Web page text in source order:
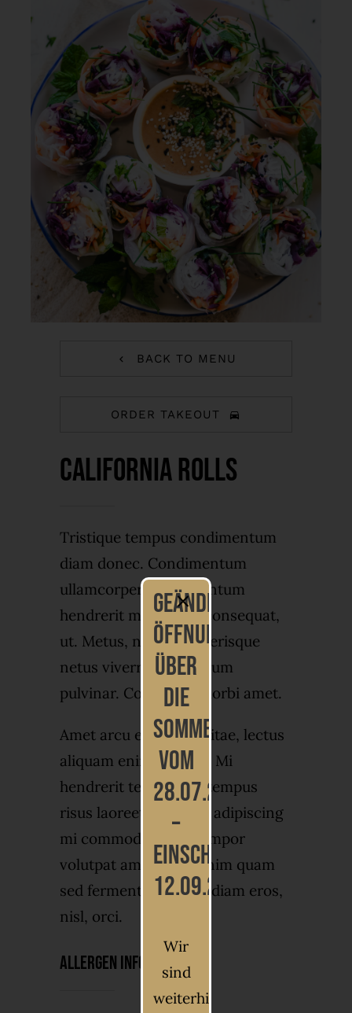
BACK TO MENU
ORDER TAKEOUT
California Rolls
Tristique tempus condimentum
diam donec. Condimentum
ullamcorper sit elementum
hendrerit mi nulla in consequat,
ut. Metus, nullam scelerisque
netus viverra dui pretium
pulvinar. Commodo morbi amet.
Amet arcu eget nibh vitae, lectus
aliquam enim ultrices. Mi
hendrerit tempor eu, tempus
risus laoreet et. Tellus adipiscing
mi commodo, risus tempor
volutpat amet cum. Enim quam
sed fermentum dui ut diam eros,
nisl, orci.
Allergen Info
geänderte
Öffnungszeiten
über
die
Sommerferien
vom
28.07.2026
–
einschließlich
12.09.2026
Wir
sind
weiterhin